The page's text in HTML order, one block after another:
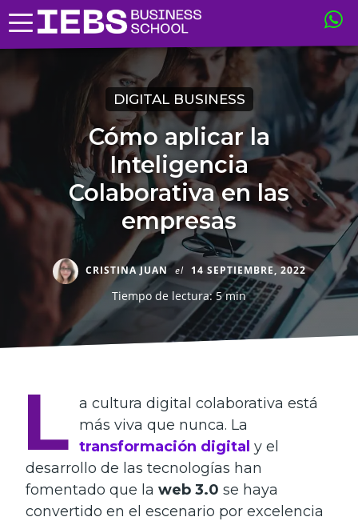
DIGITAL BUSINESS
Cómo aplicar la
Inteligencia
Colaborativa en las
empresas
CRISTINA JUAN el 14 SEPTIEMBRE, 2022
Tiempo de lectura: 5 min
L a cultura digital colaborativa está
más viva que nunca. La
transformación digital y el
desarrollo de las tecnologías han
fomentado que la web 3.0 se haya
convertido en el escenario por excelencia